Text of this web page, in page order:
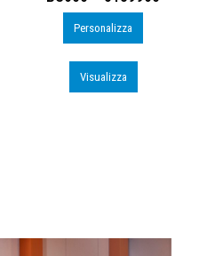
Personalizza
Visualizza